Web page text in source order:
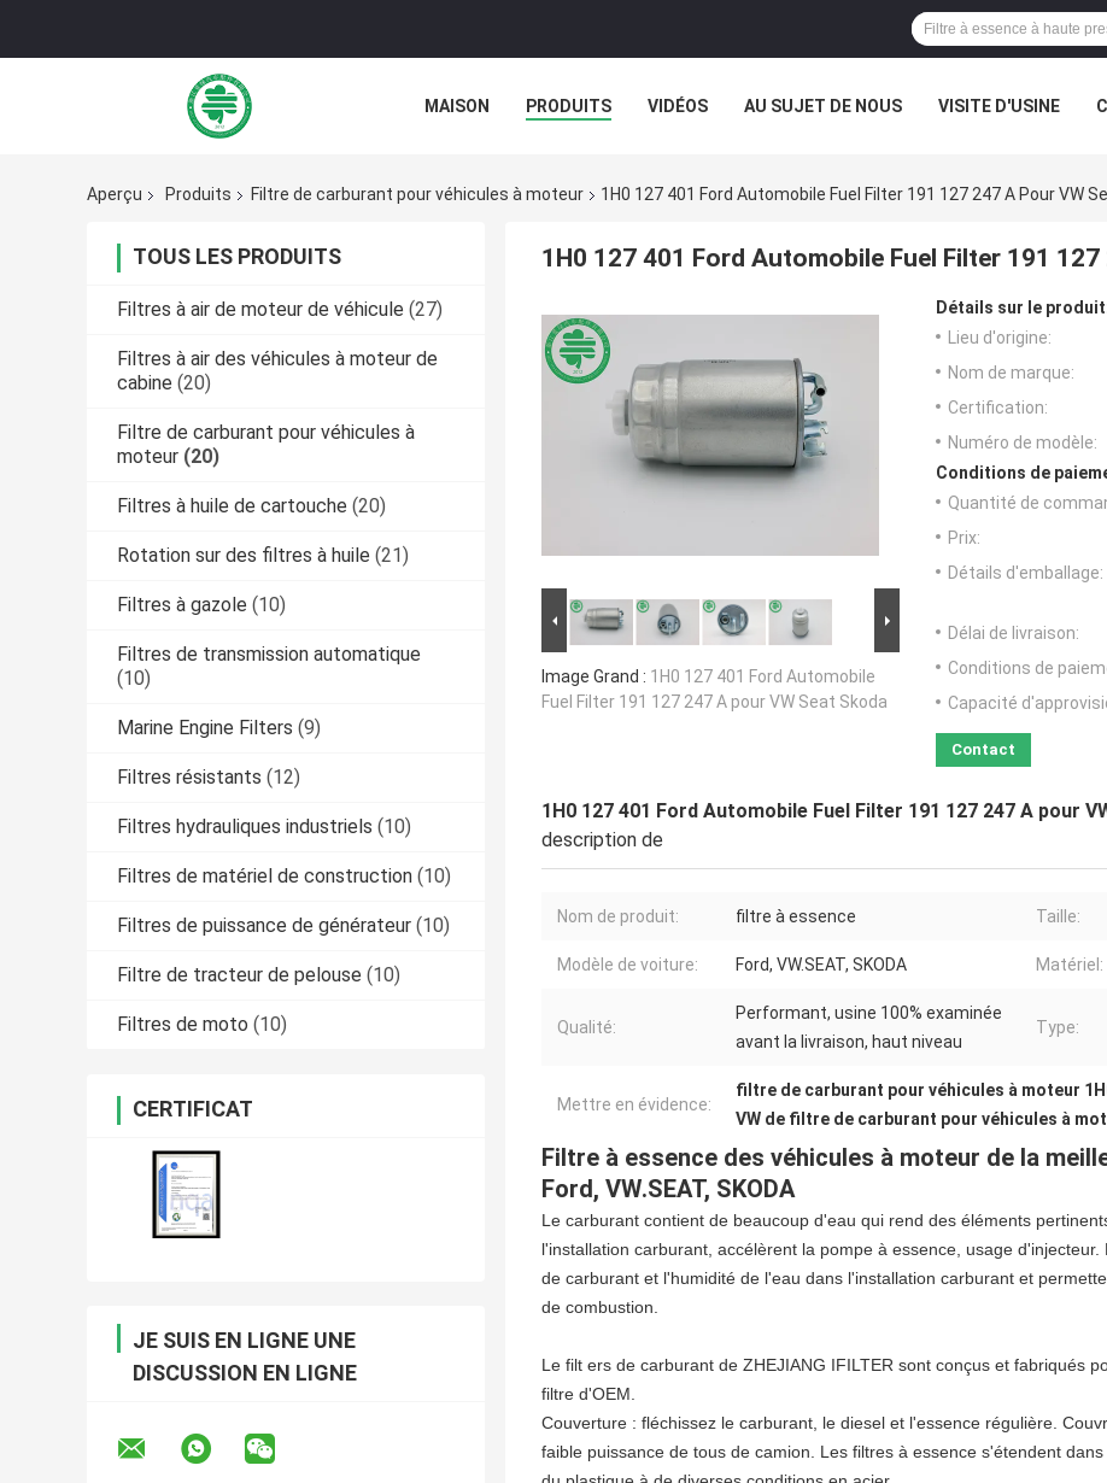
MAISON PRODUITS VIDÉOS AU SUJET DE NOUS VISITE D'USINE
Aperçu
Produits Filtre de carburant pour véhicules à moteur 1H0 127 401 Ford Automobile Fuel Filter 191 127 247 A Pour VW
TOUS LES PRODUITS
Filtres à air de moteur de véhicule (27)
Filtres à air des véhicules à moteur de
cabine (20)
Filtre de carburant pour véhicules à
moteur (20)
Filtres à huile de cartouche (20)
Rotation sur des filtres à huile (21)
Filtres à gazole (10)
Filtres de transmission automatique
(10)
Marine Engine Filters (9)
Filtres résistants (12)
Filtres hydrauliques industriels (10)
Filtres de matériel de construction (10)
Filtres de puissance de générateur (10)
Filtre de tracteur de pelouse (10)
Filtres de moto (10)
CERTIFICAT
JE SUIS EN LIGNE UNE
DISCUSSION EN LIGNE
1H0 127 401 Ford Automobile Fuel Filter 191
Image Grand : 1H0 127 401 Ford Automobile
Fuel Filter 191 127 247 A pour VW Seat Skoda
Détails sur le
Lieu d'origine:
Nom de marque:
Certification:
Numéro de modèle:
Conditions de
Quantité de
Prix:
Détails d'emballage:
Délai de livraison:
Conditions de
Capacité
Contact
1H0 127 401 Ford Automobile Fuel Filter 191 127 247 A pour
description de
Nom de produit: filtre à essence Taille:
Modèle de voiture: Ford, VW.SEAT, SKODA Matériel:
Qualité:
Performant, usine 100% examinée
avant la livraison, haut niveau
Type:
Mettre en évidence:
filtre de carburant pour véhicules à moteur
VW de filtre de carburant pour véhicules à
Filtre à essence des véhicules à moteur de la
Ford, VW.SEAT, SKODA
Le carburant contient de beaucoup d'eau qui rend des éléments
l'installation carburant, accélèrent la pompe à essence, usage
de carburant et l'humidité de l'eau dans l'installation carburant et
de combustion.
Le filt ers de carburant de ZHEJIANG IFILTER sont conçus et fabriqués
filtre d'OEM.
Couverture : fléchissez le carburant, le diesel et l'essence régulière.
faible puissance de tous de camion. Les filtres à essence s'étendent